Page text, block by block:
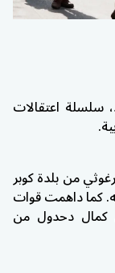
سلسلة اعتقالات
من بلدة كوبر
كما داهمت قوات
كمال دحدول من